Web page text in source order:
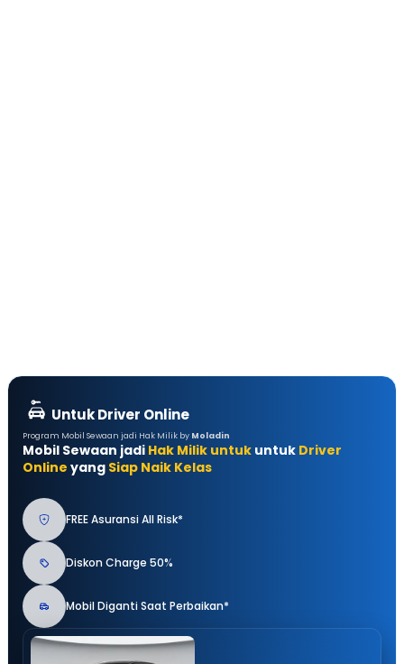
Untuk Driver Online
Program Mobil Sewaan jadi Hak Milik by Moladin
Mobil Sewaan jadi Hak Milik untuk untuk Driver
Online yang Siap Naik Kelas
FREE Asuransi All Risk*
Diskon Charge 50%
Mobil Diganti Saat Perbaikan*